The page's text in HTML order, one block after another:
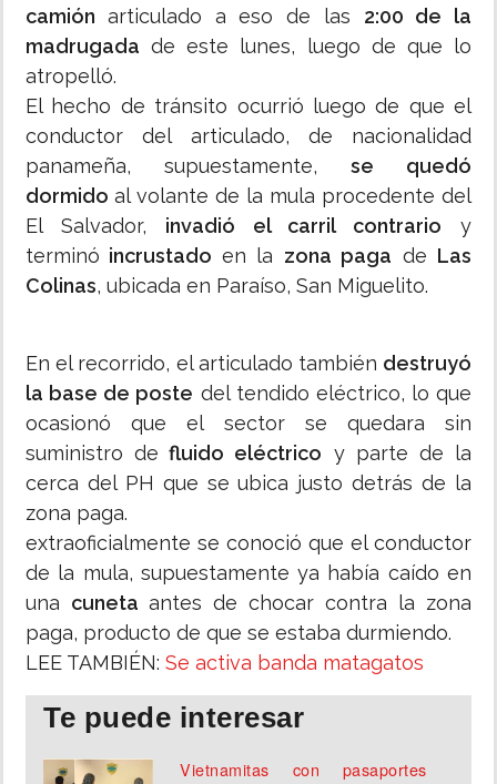
camión articulado a eso de las 2:00 de la
madrugada de este lunes, luego de que lo
atropelló.
El hecho de tránsito ocurrió luego de que el
conductor del articulado, de nacionalidad
panameña, supuestamente, se quedó
dormido al volante de la mula procedente del
El Salvador, invadió el carril contrario y
terminó incrustado en la zona paga de Las
Colinas, ubicada en Paraíso, San Miguelito.
En el recorrido, el articulado también destruyó
la base de poste del tendido eléctrico, lo que
ocasionó que el sector se quedara sin
suministro de fluido eléctrico y parte de la
cerca del PH que se ubica justo detrás de la
zona paga.
extraoficialmente se conoció que el conductor
de la mula, supuestamente ya había caído en
una cuneta antes de chocar contra la zona
paga, producto de que se estaba durmiendo.
LEE TAMBIÉN: Se activa banda matagatos
Te puede interesar
Vietnamitas con pasaportes